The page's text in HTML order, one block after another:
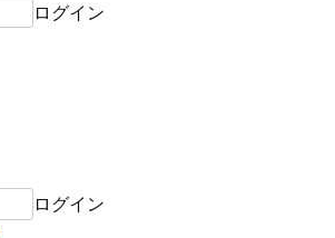
ログイン
ログイン